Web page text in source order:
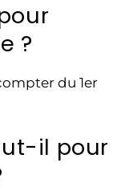
?
du 1er
il pour